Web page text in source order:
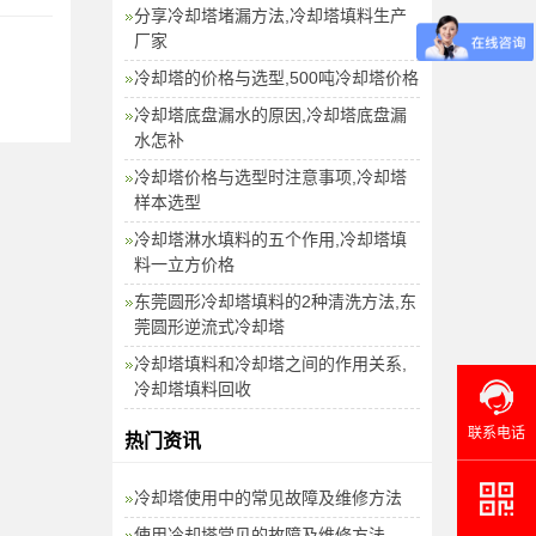
分享冷却塔堵漏方法,冷却塔填料生产
厂家
冷却塔的价格与选型,500吨冷却塔价格
冷却塔底盘漏水的原因,冷却塔底盘漏
水怎补
冷却塔价格与选型时注意事项,冷却塔
样本选型
冷却塔淋水填料的五个作用,冷却塔填
料一立方价格
东莞圆形冷却塔填料的2种清洗方法,东
莞圆形逆流式冷却塔
冷却塔填料和冷却塔之间的作用关系,
冷却塔填料回收
热门资讯
冷却塔使用中的常见故障及维修方法
联系电话